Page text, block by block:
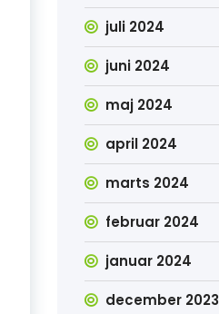
juli 2024
juni 2024
maj 2024
april 2024
marts 2024
februar 2024
januar 2024
december 2023